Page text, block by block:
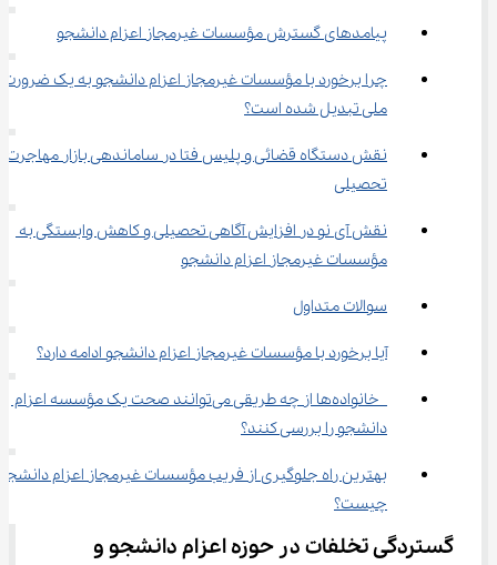
پیامدهای گسترش مؤسسات غیرمجاز اعزام دانشجو
چرا برخورد با مؤسسات غیرمجاز اعزام دانشجو به یک ضرورت
ملی تبدیل شده است؟
نقش دستگاه قضائی و پلیس فتا در ساماندهی بازار مهاجرت
تحصیلی
نقش آی ‌نو در افزایش آگاهی تحصیلی و کاهش وابستگی به
مؤسسات غیرمجاز اعزام دانشجو
سوالات متداول
آیا برخورد با مؤسسات غیرمجاز اعزام دانشجو ادامه دارد؟
خانواده‌ها از چه طریقی می‌توانند صحت یک مؤسسه اعزام
دانشجو را بررسی کنند؟
بهترین راه جلوگیری از فریب مؤسسات غیرمجاز اعزام
چیست؟
گستردگی تخلفات در حوزه اعزام دانشجو و